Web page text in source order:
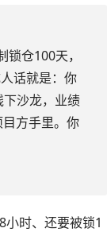
仓100天，
话就是：你
沙龙，业绩
方手里。你
时、还要被锁1